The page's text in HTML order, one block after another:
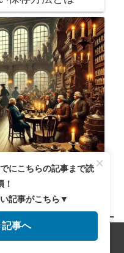
ただのカフェじゃ
サイドバー
×
にこちらの記事まで読
！
記事がこちら▼
事へ